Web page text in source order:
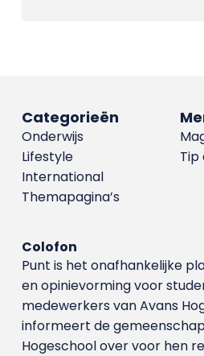
Tip
Categorieën
Onderwijs
Lifestyle
International
Themapagina’s
Colofon
Punt is het onafhankelijke
en opinievorming voor
medewerkers van Avans
informeert de
Hogeschool over voor hen